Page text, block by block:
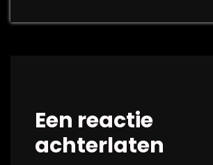
Een reactie
achterlaten